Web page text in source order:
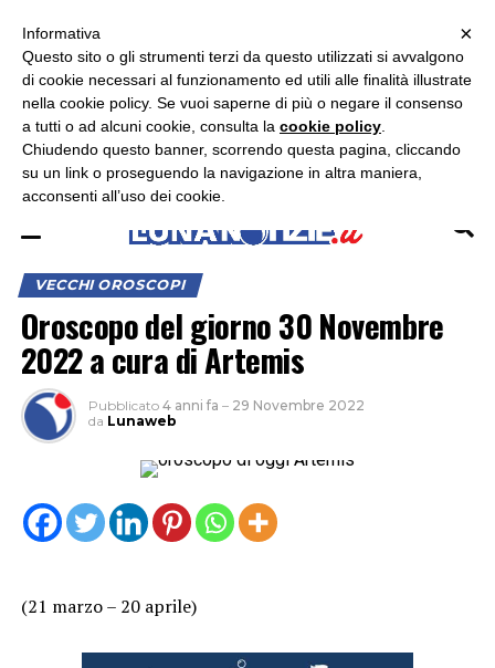
ASCOLTA RADIO LUNA
VECCHI OROSCOPI
Oroscopo del giorno 30 Novembre
2022 a cura di Artemis
Pubblicato 4 anni fa – 29 Novembre 2022
da Lunaweb
(21 marzo – 20 aprile)
×
Informativa
Questo sito o gli strumenti terzi da questo utilizzati si avvalgono
di cookie necessari al funzionamento ed utili alle finalità illustrate
nella cookie policy. Se vuoi saperne di più o negare il consenso
a tutti o ad alcuni cookie, consulta la cookie policy
Chiudendo questo banner, scorrendo questa pagina, cliccando
su un link o proseguendo la navigazione in altra maniera,
acconsenti all’uso dei cookie.